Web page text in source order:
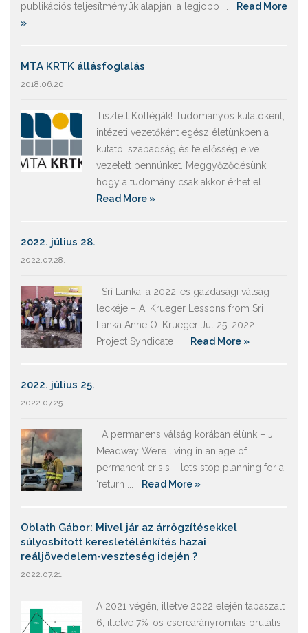
publikációs teljesítményük alapján, a legjobb ...
Read More
»
MTA KRTK állásfoglalás
2018.06.20.
Tisztelt Kollégák! Tudományos kutatóként,
intézeti vezetőként egész életünkben a
kutatói szabadság és felelősség elve
vezetett bennünket. Meggyőződésünk,
hogy a tudomány csak akkor érhet el ...
Read More »
2022. július 28.
2022.07.28.
Srí Lanka: a 2022-es gazdasági válság
leckéje – A. Krueger Lessons from Sri
Lanka Anne O. Krueger Jul 25, 2022 –
Project Syndicate ...
Read More »
2022. július 25.
2022.07.25.
A permanens válság korában élünk – J.
Meadway We’re living in an age of
permanent crisis – let’s stop planning for a
‘return ...
Read More »
Oblath Gábor: Mivel jár az árrögzítésekkel
súlyosbított keresletélénkítés hazai
reáljövedelem-veszteség idején ?
2022.07.21.
A 2021 végén, illetve 2022 elején tapaszalt
6, illetve 7%-os cserearányromlás brutális